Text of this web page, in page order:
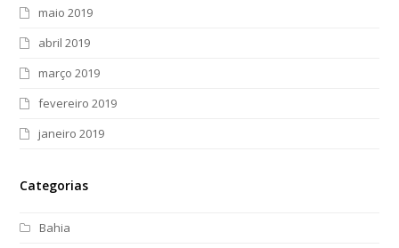
maio 2019
abril 2019
março 2019
fevereiro 2019
janeiro 2019
Categorias
Bahia